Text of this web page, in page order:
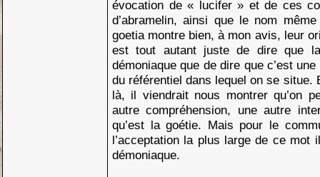
évocation de « lucifer » et de ces
d’abramelin, ainsi que le nom
goetia montre bien, à mon avis, leur
est tout autant juste de dire que
démoniaque que de dire que c’est
du référentiel dans lequel on se situe.
là, il viendrait nous montrer qu’on
autre compréhension, une autre
qu’est la goétie. Mais pour le
l’acceptation la plus large de ce mot
démoniaque.